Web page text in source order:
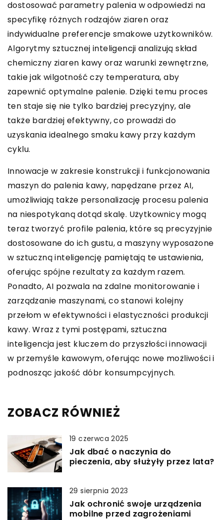
dostosować parametry palenia w odpowiedzi na
specyfikę różnych rodzajów ziaren oraz
indywidualne preferencje smakowe użytkowników.
Algorytmy sztucznej inteligencji analizują skład
chemiczny ziaren kawy oraz warunki zewnętrzne,
takie jak wilgotność czy temperatura, aby
zapewnić optymalne palenie. Dzięki temu proces
ten staje się nie tylko bardziej precyzyjny, ale
także bardziej efektywny, co prowadzi do
uzyskania idealnego smaku kawy przy każdym
cyklu.
Innowacje w zakresie konstrukcji i funkcjonowania
maszyn do palenia kawy, napędzane przez AI,
umożliwiają także personalizację procesu palenia
na niespotykaną dotąd skalę. Użytkownicy mogą
teraz tworzyć profile palenia, które są precyzyjnie
dostosowane do ich gustu, a maszyny wyposażone
w sztuczną inteligencję pamiętają te ustawienia,
oferując spójne rezultaty za każdym razem.
Ponadto, AI pozwala na zdalne monitorowanie i
zarządzanie maszynami, co stanowi kolejny
przełom w efektywności i elastyczności produkcji
kawy. Wraz z tymi postępami, sztuczna
inteligencja jest kluczem do przyszłości innowacji
w przemyśle kawowym, oferując nowe możliwości i
podnosząc jakość dóbr konsumpcyjnych.
ZOBACZ RÓWNIEŻ
19 czerwca 2025
Jak dbać o naczynia do
pieczenia, aby służyły przez lata?
29 sierpnia 2023
Jak ochronić swoje urządzenia
mobilne przed zagrożeniami